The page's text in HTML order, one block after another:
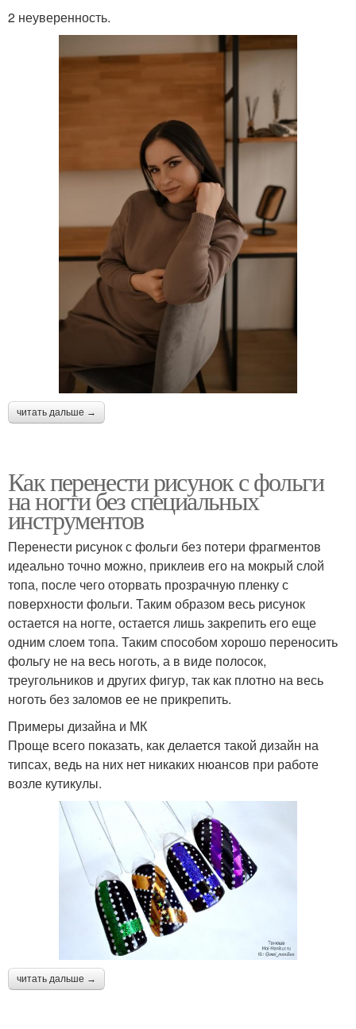
2 неуверенность.
читать дальше →
Как перенести рисунок с фольги
на ногти без специальных
инструментов
Перенести рисунок с фольги без потери фрагментов
идеально точно можно, приклеив его на мокрый слой
топа, после чего оторвать прозрачную пленку с
поверхности фольги. Таким образом весь рисунок
остается на ногте, остается лишь закрепить его еще
одним слоем топа. Таким способом хорошо переносить
фольгу не на весь ноготь, а в виде полосок,
треугольников и других фигур, так как плотно на весь
ноготь без заломов ее не прикрепить.
Примеры дизайна и МК
Проще всего показать, как делается такой дизайн на
типсах, ведь на них нет никаких нюансов при работе
возле кутикулы.
читать дальше →